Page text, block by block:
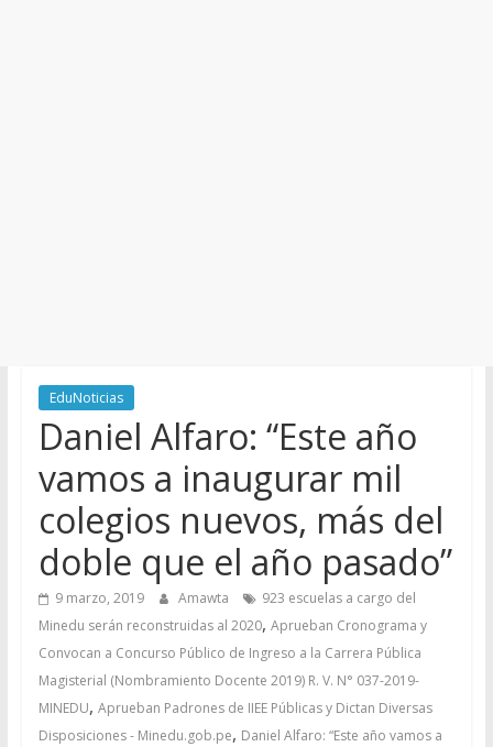
EduNoticias
Daniel Alfaro: “Este año
vamos a inaugurar mil
colegios nuevos, más del
doble que el año pasado”
9 marzo, 2019 Amawta
923 escuelas a cargo del
Minedu serán reconstruidas al 2020, Aprueban Cronograma y
Convocan a Concurso Público de Ingreso a la Carrera Pública
Magisterial (Nombramiento Docente 2019) R. V. N° 037-2019-
MINEDU, Aprueban Padrones de IIEE Públicas y Dictan Diversas
Disposiciones - Minedu.gob.pe, Daniel Alfaro: “Este año vamos a